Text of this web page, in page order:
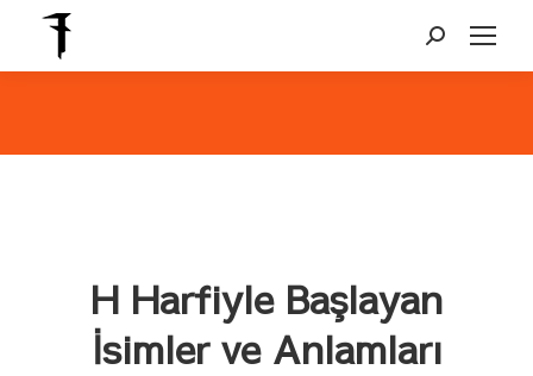
Search:
H Harfiyle Başlayan
İsimler ve Anlamları